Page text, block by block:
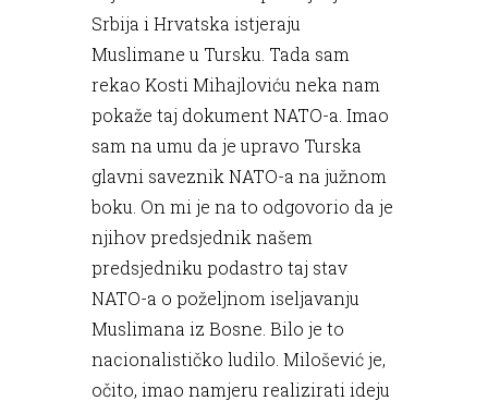
Srbija i Hrvatska istjeraju
Muslimane u Tursku. Tada sam
rekao Kosti Mihajloviću neka nam
pokaže taj dokument NATO-a. Imao
sam na umu da je upravo Turska
glavni saveznik NATO-a na južnom
boku. On mi je na to odgovorio da je
njihov predsjednik našem
predsjedniku podastro taj stav
NATO-a o poželjnom iseljavanju
Muslimana iz Bosne. Bilo je to
nacionalističko ludilo. Milošević je,
očito, imao namjeru realizirati ideju